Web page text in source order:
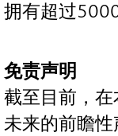
拥有超过
免责声明
截至目前，在
未来的前瞻性